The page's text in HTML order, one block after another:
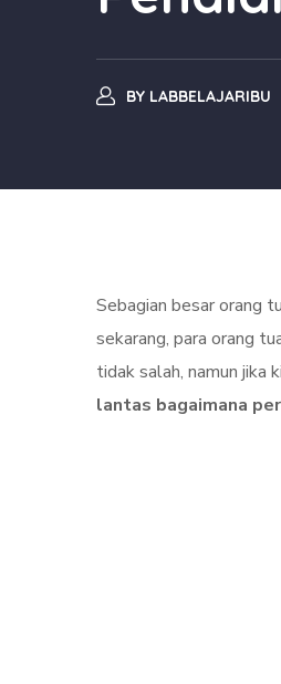
BY LABBELAJARIBU
Sebagian besar orang
sekarang, para orang
tidak salah, namun jika
lantas bagaimana